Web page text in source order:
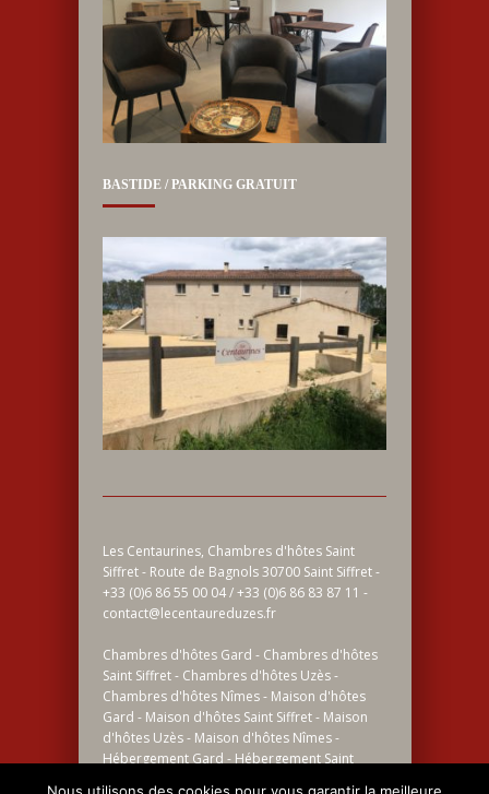
BASTIDE / PARKING GRATUIT
Les Centaurines, Chambres d'hôtes Saint
Siffret - Route de Bagnols 30700 Saint Siffret -
+33 (0)6 86 55 00 04 / +33 (0)6 86 83 87 11 -
contact@lecentaureduzes.fr
Chambres d'hôtes Gard - Chambres d'hôtes
Saint Siffret - Chambres d'hôtes Uzès -
Chambres d'hôtes Nîmes - Maison d'hôtes
Gard - Maison d'hôtes Saint Siffret - Maison
d'hôtes Uzès - Maison d'hôtes Nîmes -
Hébergement Gard - Hébergement Saint